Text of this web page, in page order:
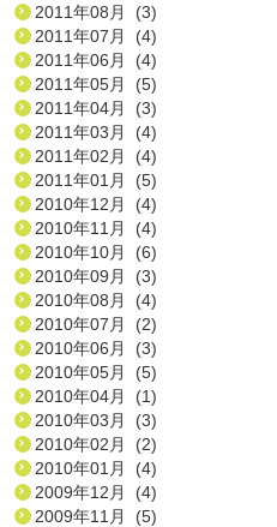
2011年08月 (3)
2011年07月 (4)
2011年06月 (4)
2011年05月 (5)
2011年04月 (3)
2011年03月 (4)
2011年02月 (4)
2011年01月 (5)
2010年12月 (4)
2010年11月 (4)
2010年10月 (6)
2010年09月 (3)
2010年08月 (4)
2010年07月 (2)
2010年06月 (3)
2010年05月 (5)
2010年04月 (1)
2010年03月 (3)
2010年02月 (2)
2010年01月 (4)
2009年12月 (4)
2009年11月 (5)